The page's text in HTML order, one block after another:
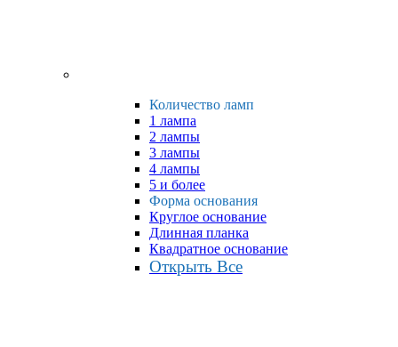
Количество ламп
1 лампа
2 лампы
3 лампы
4 лампы
5 и более
Форма основания
Круглое основание
Длинная планка
Квадратное основание
Открыть Все